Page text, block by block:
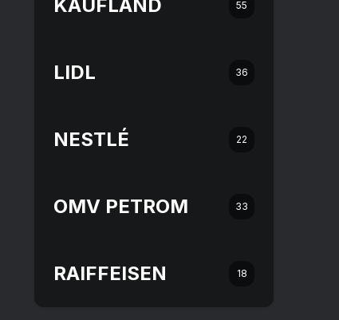
KAUFLAND 55
LIDL 36
NESTLÉ 22
OMV PETROM 33
RAIFFEISEN 18